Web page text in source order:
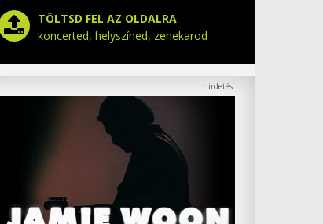
TÖLTSD FEL AZ OLDALRA
koncerted, helyszíned, zenekarod